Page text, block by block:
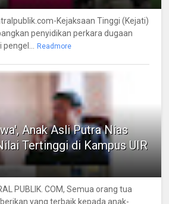
Kejaksaan Tinggi (Kejati)
penyidikan perkara dugaan
Readmore
Anak Asli Putra Nias
Tertinggi di Kampus UIR
PUBLIK. COM, Semua orang tua
yang terbaik kepada anak-